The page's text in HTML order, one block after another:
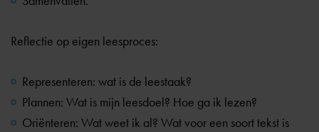
Reflectie op eigen leesproces:
Representeren: wat is de leestaak?
Plannen: Wat is mijn leesdoel? Hoe ga ik lezen?
Oriënteren: Wat weet ik al? Wat voor een soort tekst is